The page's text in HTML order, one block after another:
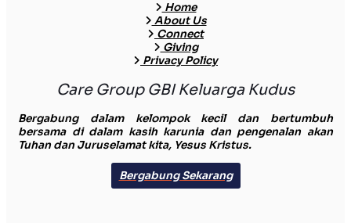
Home
About Us
Connect
Giving
Privacy Policy
Care Group GBI Keluarga Kudus
Bergabung dalam kelompok kecil dan bertumbuh
bersama di dalam kasih karunia dan pengenalan akan
Tuhan dan Juruselamat kita, Yesus Kristus.
Bergabung Sekarang